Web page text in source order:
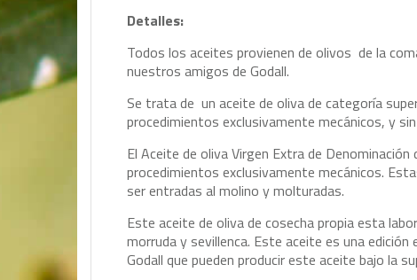
Detalles:
Todos los aceites provienen de olivos de la
nuestros amigos de Godall.
Se trata de un aceite de oliva de categoría
procedimientos exclusivamente mecánicos, y
El Aceite de oliva Virgen Extra de
procedimientos exclusivamente mecánicos.
ser entradas al molino y molturadas.
Este aceite de oliva de cosecha propia esta
morruda y sevillenca. Este aceite es una
Godall que pueden producir este aceite bajo la